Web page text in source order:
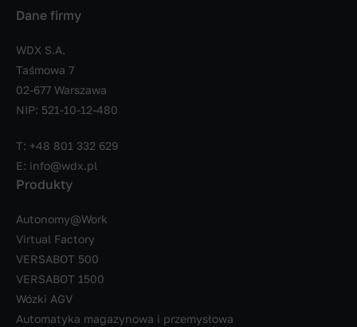
Dane firmy
WDX S.A.
Taśmowa 7
02-677 Warszawa
NIP: 521-10-12-480
T: +48 801 332 629
E: info@wdx.pl
Produkty
Autonomy@Work
Virtual Factory
VERSABOT 500
VERSABOT 1500
Wózki AGV
Automatyka magazynowa i przemysłowa